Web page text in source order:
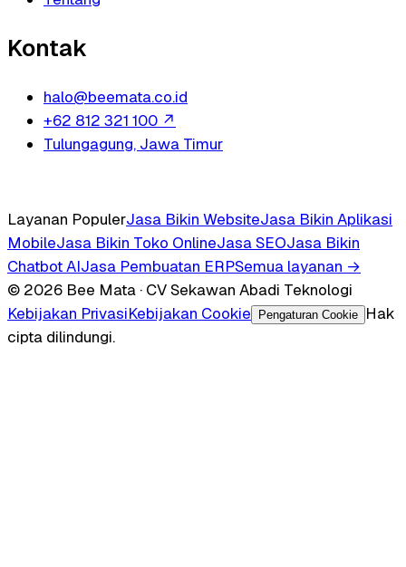
Kontak
halo@beemata.co.id
+62 812 321 100 ↗
Tulungagung, Jawa Timur
Layanan PopulerJasa Bikin WebsiteJasa Bikin Aplikasi
MobileJasa Bikin Toko OnlineJasa SEOJasa Bikin
Chatbot AIJasa Pembuatan ERPSemua layanan →
© 2026 Bee Mata · CV Sekawan Abadi Teknologi
Kebijakan PrivasiKebijakan Cookie Pengaturan Cookie
Hak
cipta dilindungi.